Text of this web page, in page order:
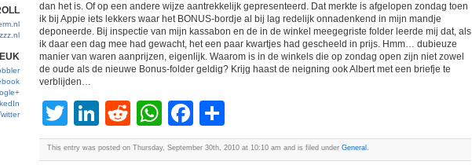
dan het is. Of op een andere wijze aantrekkelijk gepresenteerd. Dat merkte is afgelopen zondag toen
ik bij Appie iets lekkers waar het BONUS-bordje al bij lag redelijk onnadenkend in mijn mandje
deponeerde. Bij inspectie van mijn kassabon en de in de winkel meegegriste folder leerde mij dat, als
ik daar een dag mee had gewacht, het een paar kwartjes had gescheeld in prijs. Hmm… dubieuze
manier van waren aanprijzen, eigenlijk. Waarom is in de winkels die op zondag open zijn niet zowel
de oude als de nieuwe Bonus-folder geldig? Krijg haast de neigning ook Albert met een briefje te
verblijden…
Twitter
LinkedIn
RedditWhatsApp
Facebook
This entry was posted on Thursday, September 30th, 2010 at 10:10 am and is filed under General .